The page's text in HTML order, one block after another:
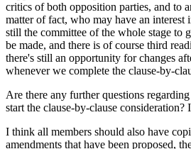
critics of both opposition parties, and to
matter of fact, who may have an interest
still the committee of the whole stage to
be made, and there is of course third
there's still an opportunity for changes
whenever we complete the clause-by-
Are there any further questions
start the clause-by-clause consideration?
I think all members should also have
amendments that have been proposed,